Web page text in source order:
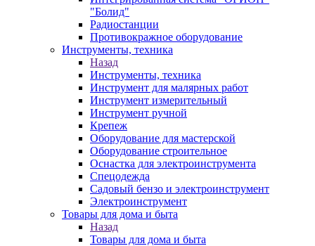
"Болид"
Радиостанции
Противокражное оборудование
Инструменты, техника
Назад
Инструменты, техника
Инструмент для малярных работ
Инструмент измерительный
Инструмент ручной
Крепеж
Оборудование для мастерской
Оборудование строительное
Оснастка для электроинструмента
Спецодежда
Садовый бензо и электроинструмент
Электроинструмент
Товары для дома и быта
Назад
Товары для дома и быта